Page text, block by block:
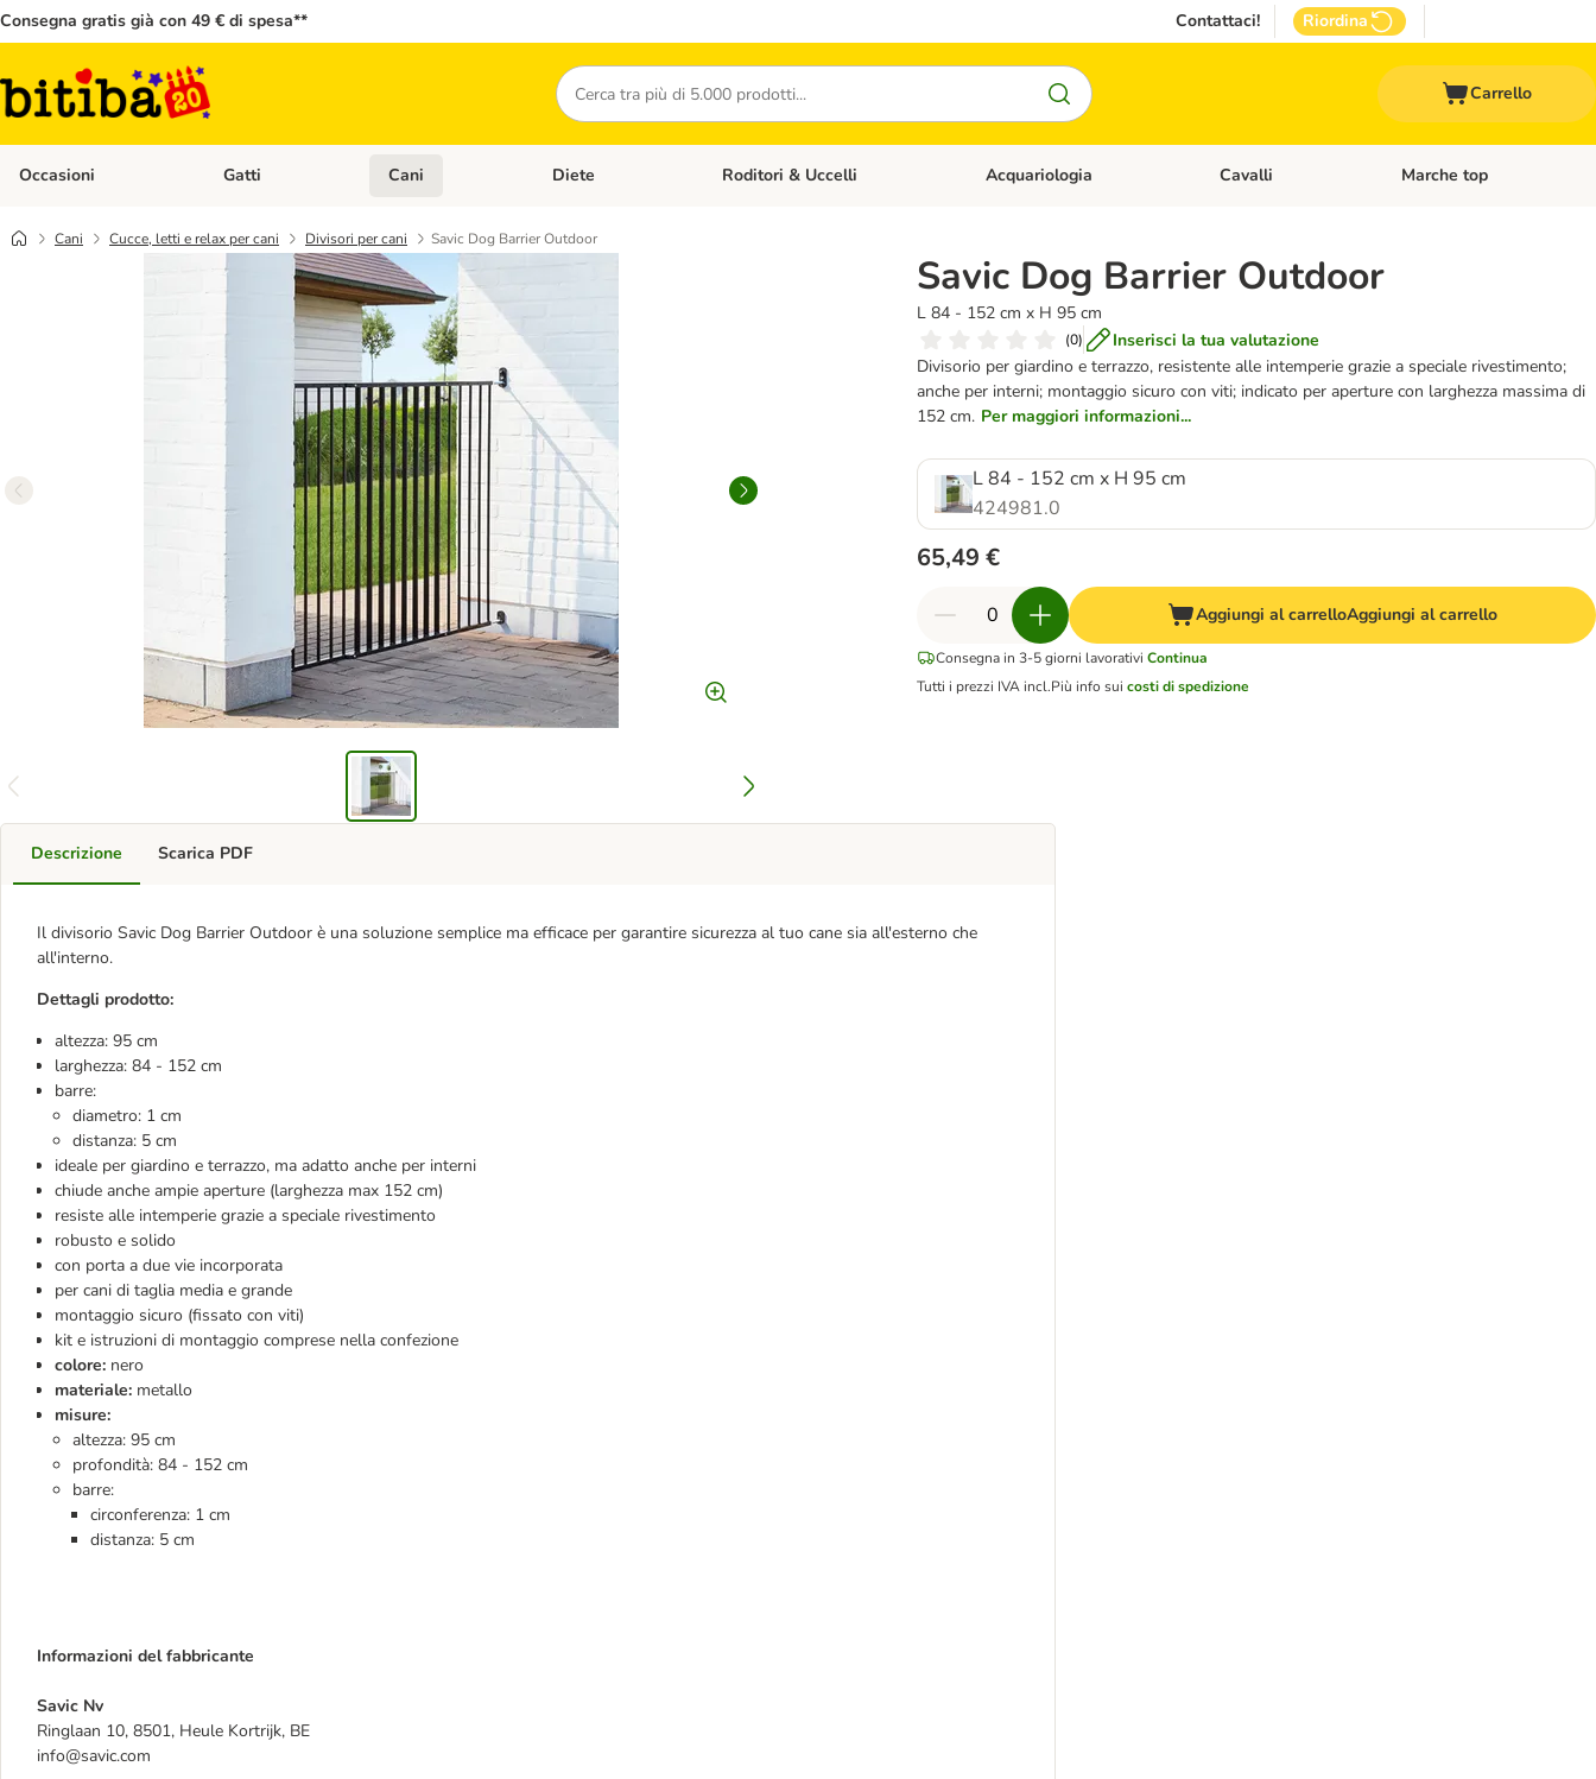
Consegna gratis già con 49 € di spesa** Contattaci! Riordina
Cerca
Carrello
Occasioni Apri Menù Categoria: Occasioni
Gatti Apri Menù Categoria: Gatti
Cani Apri Menù Categoria: Cani
Diete Apri Menù Categoria: Diete
Roditori & Uccelli Apri Menù Categoria: Roditori & Uccelli
Acquariologia Apri Menù Categoria: Acquariologia
Cavalli Apri Menù Categoria: Cavalli
Marche top
Cani Cucce, letti e relax per cani Divisori per cani Savic Dog Barrier Outdoor
Savic Dog Barrier Outdoor
L 84 - 152 cm x H 95 cm
(0)
Inserisci la tua valutazione
Divisorio per giardino e terrazzo, resistente alle intemperie grazie a speciale rivestimento;
anche per interni; montaggio sicuro con viti; indicato per aperture con larghezza massima di
152 cm. Per maggiori informazioni...
L 84 - 152 cm x H 95 cm
424981.0
65,49 €
Aggiungi al carrelloAggiungi al carrello
Consegna in 3-5 giorni lavorativi Continua
Tutti i prezzi IVA incl.Più info suicosti di spedizione
Descrizione
Il divisorio Savic Dog Barrier Outdoor è una soluzione semplice ma efficace per garantire sicurezza al tuo cane sia all'esterno che
all'interno.
Dettagli prodotto:
altezza: 95 cm
larghezza: 84 - 152 cm
barre:
diametro: 1 cm
distanza: 5 cm
ideale per giardino e terrazzo, ma adatto anche per interni
chiude anche ampie aperture (larghezza max 152 cm)
resiste alle intemperie grazie a speciale rivestimento
robusto e solido
con porta a due vie incorporata
per cani di taglia media e grande
montaggio sicuro (fissato con viti)
kit e istruzioni di montaggio comprese nella confezione
colore: nero
materiale: metallo
misure:
altezza: 95 cm
profondità: 84 - 152 cm
barre:
circonferenza: 1 cm
distanza: 5 cm
Informazioni del fabbricante
Savic Nv
Ringlaan 10, 8501, Heule Kortrijk, BE
info@savic.com
Scarica PDF